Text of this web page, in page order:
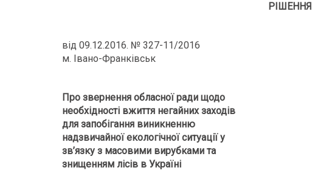
РІШЕННЯ
від 09.12.2016. № 327-11/2016
м. Івано-Франківськ
Про звернення обласної ради щодо
необхідності вжиття негайних заходів
для запобігання виникненню
надзвичайної екологічної ситуації у
зв’язку з масовими вирубками та
знищенням лісів в Україні